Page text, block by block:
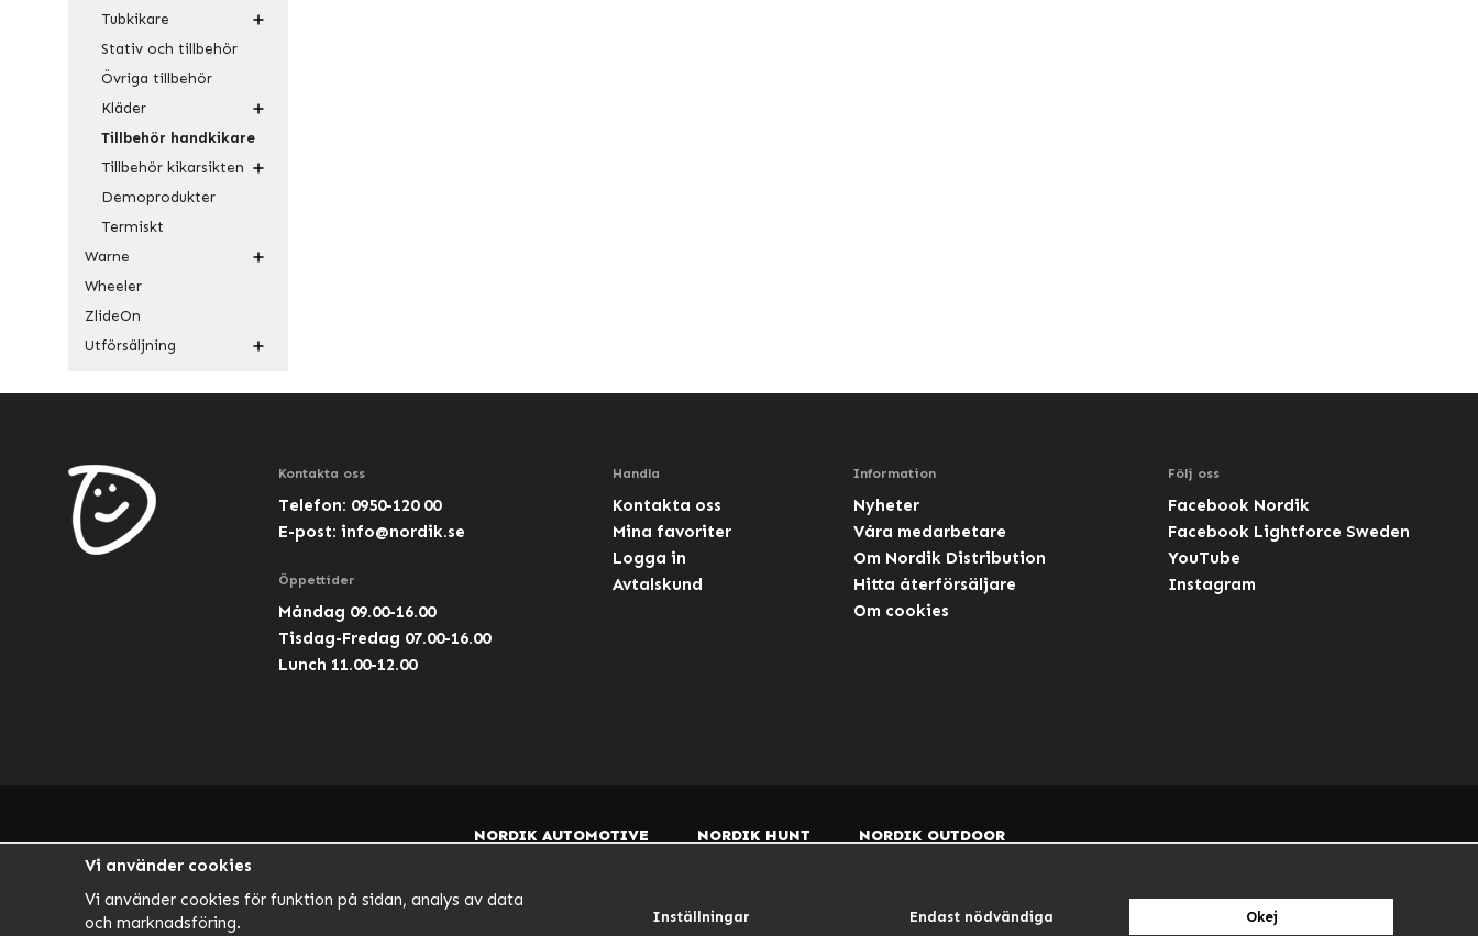
Tubkikare
Stativ och tillbehör
Övriga tillbehör
Kläder
Tillbehör handkikare
Tillbehör kikarsikten
Demoprodukter
Termiskt
Warne
Wheeler
ZlideOn
Utförsäljning
Kontakta oss
Telefon: 0950-120 00
E-post: info@nordik.se
Öppettider
Måndag 09.00-16.00
Tisdag-Fredag 07.00-16.00
Lunch 11.00-12.00
Handla
Kontakta oss
Mina favoriter
Logga in
Avtalskund
Information
Nyheter
Våra medarbetare
Om Nordik Distribution
Hitta återförsäljare
Om cookies
Följ oss
Facebook Nordik
Facebook Lightforce Sweden
YouTube
Instagram
NORDIK AUTOMOTIVE NORDIK HUNT NORDIK OUTDOOR
Vi använder cookies
Vi använder cookies för funktion på sidan, analys av data
och marknadsföring.
Inställningar Endast nödvändiga Okej